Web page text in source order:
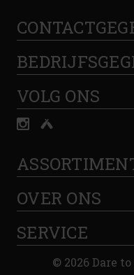
VOLG ONS
OVER ONS
SERVICE
© 2026 Dare